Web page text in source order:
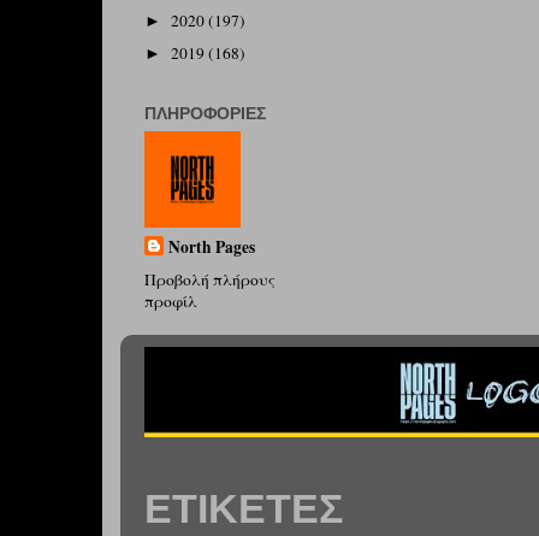
► 2020(197)
► 2019(168)
ΠΛΗΡΟΦΟΡΊΕΣ
North Pages
Προβολή πλήρους
προφίλ
ΕΤΙΚΈΤΕΣ